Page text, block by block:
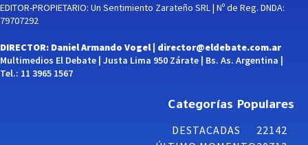
EDITOR-PROPIETARIO: Un Sentimiento Zarateño SRL | Nº de Reg. DNDA:
79707292
DIRECTOR: Daniel Armando Vogel | director@eldebate.com.ar
Multimedios El Debate | Justa Lima 950 Zárate | Bs. As. Argentina |
Tel.: 11 3965 1567
Categorías Populares
DESTACADAS
22142